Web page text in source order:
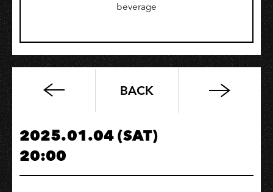
beverage
蘇
育
爵
士
四
BACK
2025.01.04 (SAT)
20:00